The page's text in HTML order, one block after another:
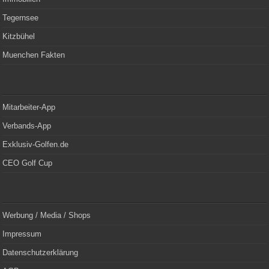
Tegernsee
Kitzbühel
Muenchen Fakten
Mitarbeiter-App
Verbands-App
Exklusiv-Golfen.de
CEO Golf Cup
Werbung / Media / Shops
Impressum
Datenschutzerklärung